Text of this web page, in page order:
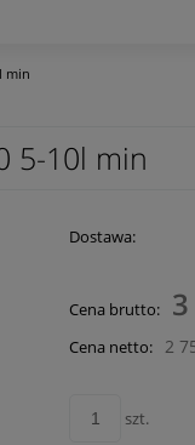
min
5-10l min
Dostawa:
Cena nie
płatności
Cena brutto:
Cena netto: 2
szt.